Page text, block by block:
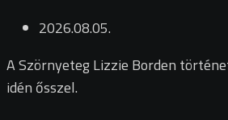
2026.08.05.
A Szörnyeteg Lizzie Borden
idén ősszel.